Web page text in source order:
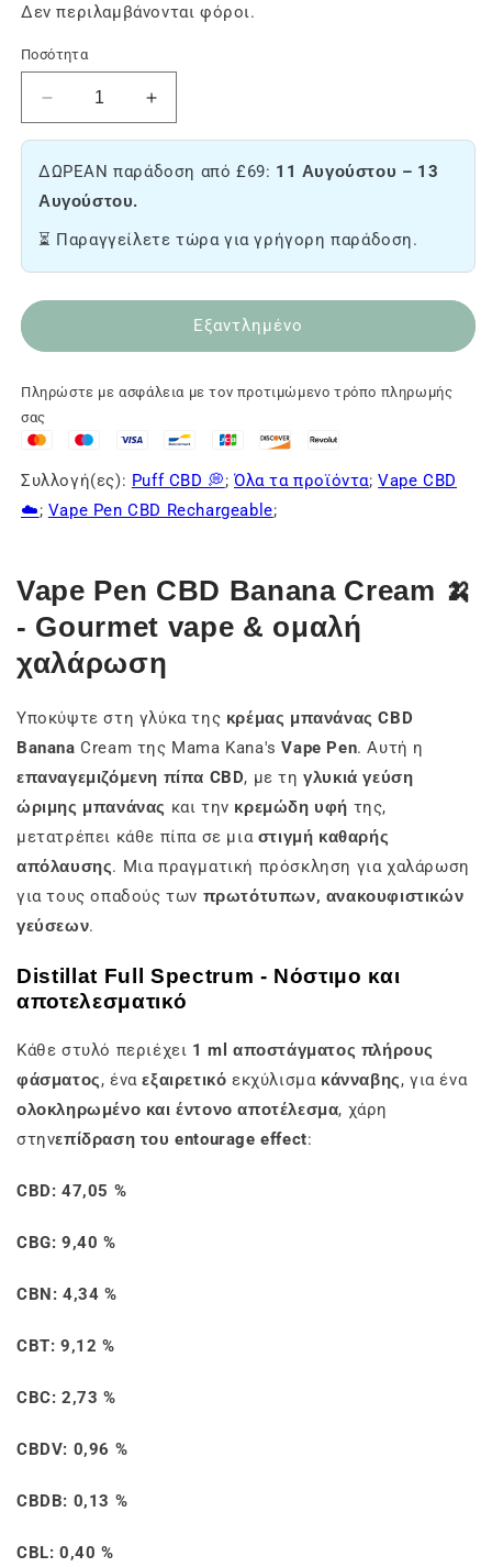
Δεν περιλαμβάνονται φόροι.
Ποσότητα
Μειώστε
την
του
Vape
CBD
Banana
Αύξηση
της
του
CBD
Banana
ΔΩΡΕΑΝ παράδοση από £69: 11 Αυγούστου – 13
Αυγούστου.
⏳ Παραγγείλετε τώρα για γρήγορη παράδοση.
Εξαντλημένο
Πληρώστε με ασφάλεια με τον προτιμώμενο τρόπο πληρωμής
σας
Συλλογή(ες): Puff CBD 💭;Όλα τα προϊόντα;Vape CBD
☁️; Vape Pen CBD Rechargeable;
Vape Pen CBD Banana Cream 🍌
- Gourmet vape & ομαλή
χαλάρωση
Υποκύψτε στη γλύκα της κρέμας μπανάνας CBD
Banana Cream της Mama Kana'sVape Pen. Αυτή η
επαναγεμιζόμενη πίπα CBD, με τηγλυκιά γεύση
ώριμης μπανάνας και την κρεμώδη υφή της,
μετατρέπει κάθε πίπα σε μια στιγμή καθαρής
απόλαυσης. Μια πραγματική πρόσκληση για χαλάρωση
για τους οπαδούς των πρωτότυπων, ανακουφιστικών
γεύσεων.
Distillat Full Spectrum - Νόστιμο και
αποτελεσματικό
Κάθε στυλό περιέχει 1 ml αποστάγματος πλήρους
φάσματος, έναεξαιρετικό εκχύλισμα κάνναβης, για ένα
ολοκληρωμένο και έντονο αποτέλεσμα, χάρη
στηνεπίδραση του entourage effect:
CBD: 47,05 %
CBG: 9,40 %
CBN: 4,34 %
CBT: 9,12 %
CBC: 2,73 %
CBDV: 0,96 %
CBDB: 0,13 %
CBL: 0,40 %